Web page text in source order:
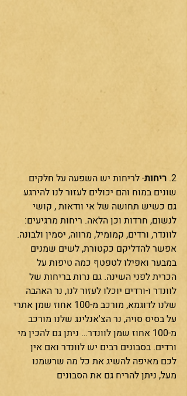
2. ריחות- לריחות יש השפעה על חלקים
שונים במוח והם יכולים לעזור לנו להירגע
גם כשיש תחושה של אי וודאות , קושי
לנשום, חרדות וכן הלאה. ריחות מרגיעים:
לוונדר, ורדים, קמומיל, מרווה, יסמין ולבונה.
אפשר להדליקם כקטורת, לשים שמנים
במבער ואפילו לטפטף כמה טיפות על
הכרית לפני השינה. גם נרות בריחות של
לוונדר ו-ורדים יוכלו לעזור לנו, נר האהבה
שלנו לדוגמא, מורכב מ-100 אחוז שמן אתרי
על בסיס סויה, נר הצ'אנלינג שלנו מורכב
מ-100 אחוז שמן לוונדר… ניתן גם להכין מי
ורדים. בסבונים רבים יש לוונדר ואם אין
לכם מאיפה להשיג את כל מה שרשמנו
מעל, ניתן להריח גם את הסבונים